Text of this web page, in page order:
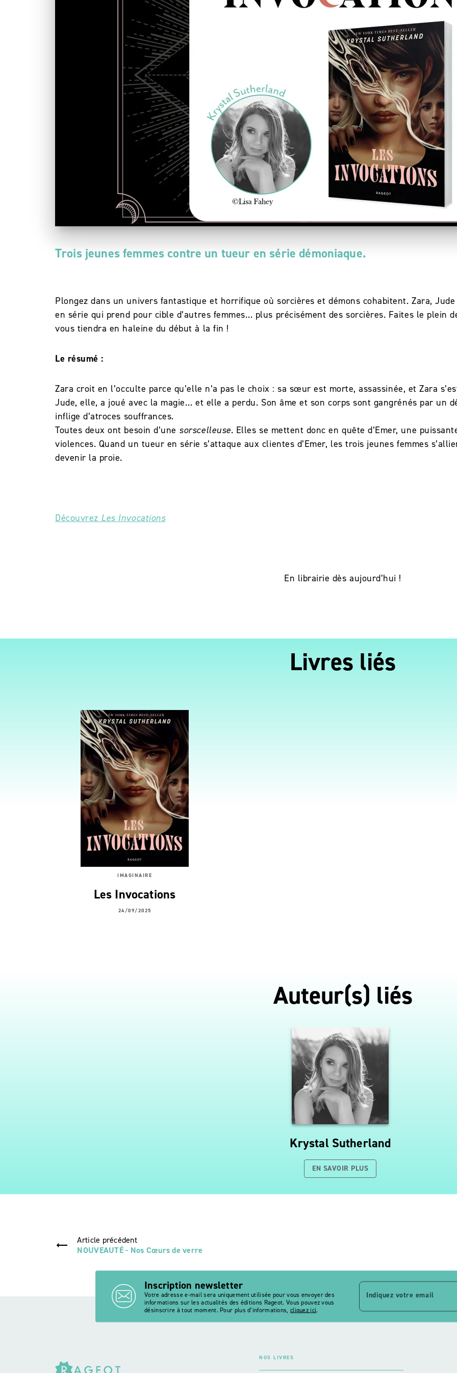
Trois jeunes femmes contre un tueur en série démoniaque.
Plongez dans un univers fantastique et horrifique où sorcières et démons cohabitent. Zara,
en série qui prend pour cible d’autres femmes… plus précisément des sorcières. Faites le plein
vous tiendra en haleine du début à la fin !
Le résumé :
Zara croit en l’occulte parce qu’elle n’a pas le choix : sa sœur est morte, assassinée, et Zara
Jude, elle, a joué avec la magie… et elle a perdu. Son âme et son corps sont gangrénés par un
inflige d’atroces souffrances.
Toutes deux ont besoin d’une sorscelleuse. Elles se mettent donc en quête d’Emer, une
violences. Quand un tueur en série s’attaque aux clientes d’Emer, les trois jeunes femmes
devenir la proie.
Découvrez Les Invocations
En librairie dès aujourd’hui !
Livres liés
IMAGINAIRE
Les Invocations
24/09/2025
Auteur(s) liés
Krystal Sutherland
EN SAVOIR PLUS
Article précédent
NOUVEAUTÉ - Nos Cœurs de verre
Inscription newsletter
Votre adresse e-mail sera uniquement utilisée pour vous envoyer des
informations sur les actualités des éditions Rageot. Vous pouvez vous
désinscrire à tout moment. Pour plus d’informations, cliquez ici.
Indiquez votre email
NOS LIVRES